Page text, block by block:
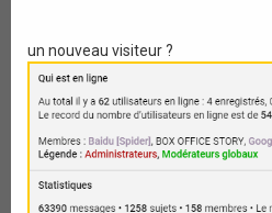
un nouveau visiteur ?